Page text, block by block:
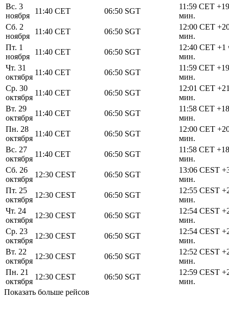
Вс. 3
ноября
11:40 CET 06:50 SGT
11:59 CET +19
мин.
Сб. 2
ноября
11:40 CET 06:50 SGT
12:00 CET
мин.
Пт. 1
ноября
11:40 CET 06:50 SGT
12:40 CET +1
мин.
Чт. 31
октября
11:40 CET 06:50 SGT
11:59 CET +19
мин.
Ср. 30
октября
11:40 CET 06:50 SGT
12:01 CET
мин.
Вт. 29
октября
11:40 CET 06:50 SGT
11:58 CET +18
мин.
Пн. 28
октября
11:40 CET 06:50 SGT
12:00 CET
мин.
Вс. 27
октября
11:40 CET 06:50 SGT
11:58 CET +18
мин.
Сб. 26
октября
12:30 CEST 06:50 SGT
13:06 CEST
мин.
Пт. 25
октября
12:30 CEST 06:50 SGT
12:55 CEST
мин.
Чт. 24
октября
12:30 CEST 06:50 SGT
12:54 CEST
мин.
Ср. 23
октября
12:30 CEST 06:50 SGT
12:54 CEST
мин.
Вт. 22
октября
12:30 CEST 06:50 SGT
12:52 CEST
мин.
Пн. 21
октября
12:30 CEST 06:50 SGT
12:59 CEST
мин.
Показать больше рейсов